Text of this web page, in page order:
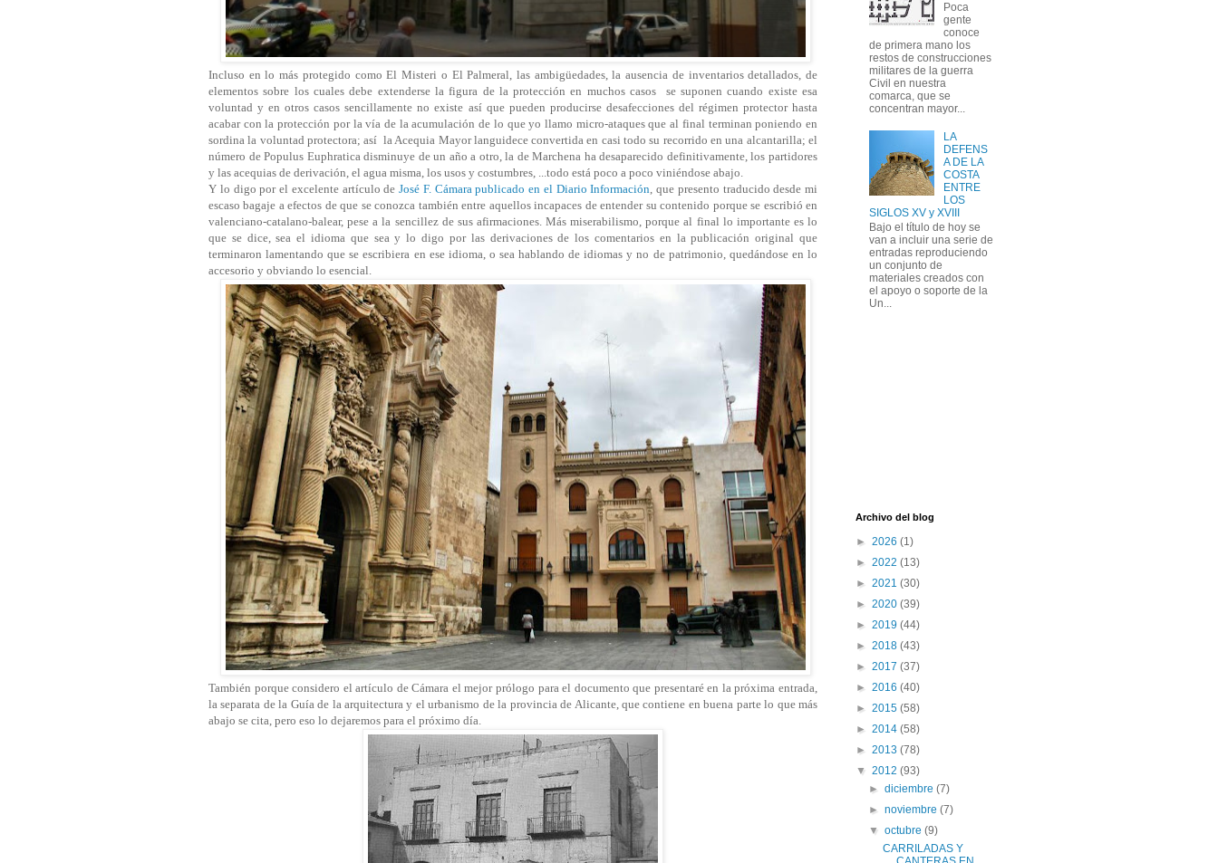
Incluso en lo más protegido como El Misteri o El Palmeral, las ambigüedades, la ausencia de inventarios detallados, de
elementos sobre los cuales debe extenderse la figura de la protección en muchos casos se suponen cuando existe esa
voluntad y en otros casos sencillamente no existe así que pueden producirse desafecciones del régimen protector hasta
acabar con la protección por la vía de la acumulación de lo que yo llamo micro-ataques que al final terminan poniendo en
sordina la voluntad protectora; así la Acequia Mayor languidece convertida en casi todo su recorrido en una alcantarilla; el
número de Populus Euphratica disminuye de un año a otro, la de Marchena ha desaparecido definitivamente, los partidores
y las acequias de derivación, el agua misma, los usos y costumbres, ...todo está poco a poco viniéndose abajo.
Y lo digo por el excelente artículo de José F. Cámara publicado en el Diario Información , que presento traducido desde mi
escaso bagaje a efectos de que se conozca también entre aquellos incapaces de entender su contenido porque se escribió en
valenciano-catalano-balear, pese a la sencillez de sus afirmaciones. Más miserabilismo, porque al final lo importante es lo
que se dice, sea el idioma que sea y lo digo por las derivaciones de los comentarios en la publicación original que
terminaron lamentando que se escribiera en ese idioma, o sea hablando de idiomas y no de patrimonio, quedándose en lo
accesorio y obviando lo esencial.
También porque considero el artículo de Cámara el mejor prólogo para el documento que presentaré en la próxima entrada,
la separata de la Guía de la arquitectura y el urbanismo de la provincia de Alicante, que contiene en buena parte lo que más
abajo se cita, pero eso lo dejaremos para el próximo día.
Poca
gente
conoce
de primera mano los
restos de construcciones
militares de la guerra
Civil en nuestra
comarca, que se
concentran mayor...
LA
DEFENS
A DE LA
COSTA
ENTRE
LOS
SIGLOS XV y XVIII
Bajo el título de hoy se
van a incluir una serie de
entradas reproduciendo
un conjunto de
materiales creados con
el apoyo o soporte de la
Un...
Archivo del blog
► 2026 (1)
► 2022 (13)
► 2021 (30)
► 2020 (39)
► 2019 (44)
► 2018 (43)
► 2017 (37)
► 2016 (40)
► 2015 (58)
► 2014 (58)
► 2013 (78)
▼ 2012 (93)
►diciembre(7)
►noviembre(7)
▼octubre(9)
CARRILADAS Y